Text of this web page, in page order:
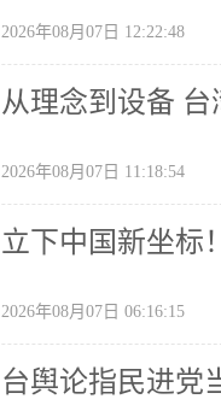
2026年08月07日 12:22:48
从理念到设备
2026年08月07日 11:18:54
立下中国新坐标
2026年08月07日 06:16:15
台舆论指民进党